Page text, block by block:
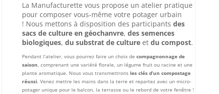
La Manufacturette vous propose un atelier pratique
pour composer vous-même votre potager urbain
! Nous mettons à disposition des participants des
sacs de culture en géochanvre, des semences
biologiques, du substrat de cultureet du compost.
Pendant l’atelier, vous pourrez faire un choix de compagnonnage de
saison, comprenant une variété florale, un légume fruit ou racine et une
plante aromatique. Nous vous transmettrons les clés d’un compostage
réussi. Venez mettre les mains dans la terre et repartez avec un micro-
potager unique pour le balcon, la terrasse ou le rebord de votre fenêtre !